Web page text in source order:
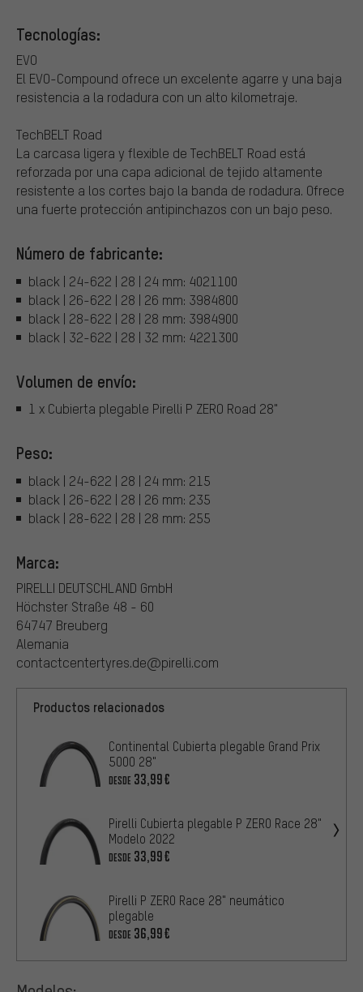
Tecnologías:
EVO
El EVO-Compound ofrece un excelente agarre y una baja
resistencia a la rodadura con un alto kilometraje.
TechBELT Road
La carcasa ligera y flexible de TechBELT Road está
reforzada por una capa adicional de tejido altamente
resistente a los cortes bajo la banda de rodadura. Ofrece
una fuerte protección antipinchazos con un bajo peso.
Número de fabricante:
black | 24-622 | 28 | 24 mm: 4021100
black | 26-622 | 28 | 26 mm: 3984800
black | 28-622 | 28 | 28 mm: 3984900
black | 32-622 | 28 | 32 mm: 4221300
Volumen de envío:
1 x Cubierta plegable Pirelli P ZERO Road 28"
Peso:
black | 24-622 | 28 | 24 mm: 215
black | 26-622 | 28 | 26 mm: 235
black | 28-622 | 28 | 28 mm: 255
Marca:
PIRELLI DEUTSCHLAND GmbH
Höchster Straße 48 - 60
64747 Breuberg
Alemania
contactcentertyres.de@pirelli.com
Productos relacionados
Continental Cubierta plegable Grand Prix
5000 28"
DESDE 33,99€
Pirelli Cubierta plegable P ZERO Race 28"
Modelo 2022
DESDE 33,99€
Pirelli P ZERO Race 28" neumático
plegable
DESDE 36,99€